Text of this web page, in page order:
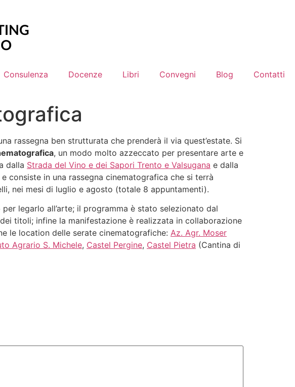
Consulenza Docenze Libri Convegni Blog Contatti
rassegna ben strutturata che prenderà il via quest’estate. Si
, un modo molto azzeccato per presentare arte e
dalla Strada del Vino e dei Sapori Trento e Valsugana e dalla
consiste in una rassegna cinematografica che si terrà
nei mesi di luglio e agosto (totale 8 appuntamenti).
legarlo all’arte; il programma è stato selezionato dal
titoli; infine la manifestazione è realizzata in collaborazione
le location delle serate cinematografiche: Az. Agr. Moser
Agrario S. Michele, Castel Pergine, Castel Pietra (Cantina di